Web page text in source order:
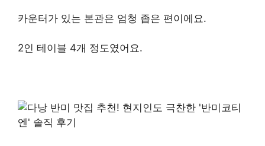
카운터가 있는 본관은 엄청 좁은 편이에요.
2인 테이블 4개 정도였어요.